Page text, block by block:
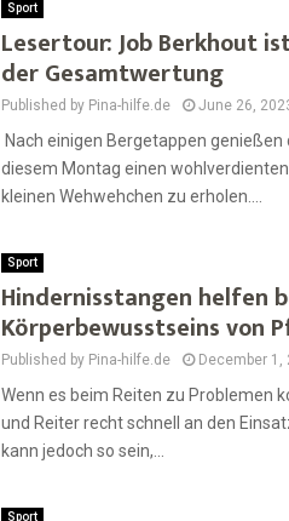
Sport
Lesertour: Job Berkhout
der Gesamtwertung
Published by Pina-hilfe.de June 26,
Nach einigen Bergetappen genießen
diesem Montag einen
kleinen Wehwehchen zu erholen....
Sport
Hindernisstangen helfen
Körperbewusstseins von
Published by Pina-hilfe.de December 1,
Wenn es beim Reiten zu Problemen
und Reiter recht schnell an den
kann jedoch so sein,...
Sport